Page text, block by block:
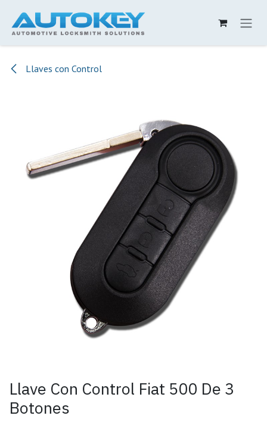
Llaves con Control
Llave Con Control Fiat 500 De 3
Botones